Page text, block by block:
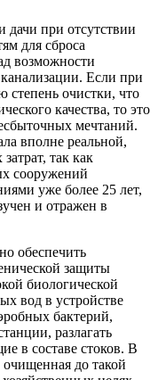
дачи при отсутствии
для сброса
возможности
Если при
степень очистки, что
качества, то это
мечтаний.
вполне реальной,
так как
сооружений
уже более 25 лет,
и отражен в
обеспечить
защиты
биологической
вод в устройстве
бактерий,
разлагать
в составе стоков. В
очищенная до такой